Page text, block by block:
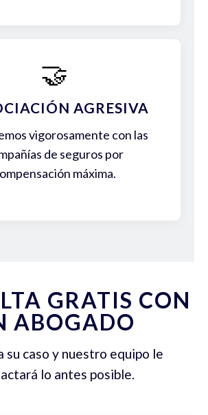
🤝
AGRESIVA
vigorosamente con las
de seguros por
máxima.
GRATIS CON
ABOGADO
su caso y nuestro equipo le
lo antes posible.